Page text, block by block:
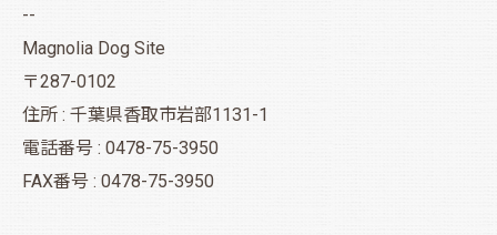
--
Magnolia Dog Site
〒287-0102
住所 : 千葉県香取市岩部1131-1
電話番号 : 0478-75-3950
FAX番号 : 0478-75-3950